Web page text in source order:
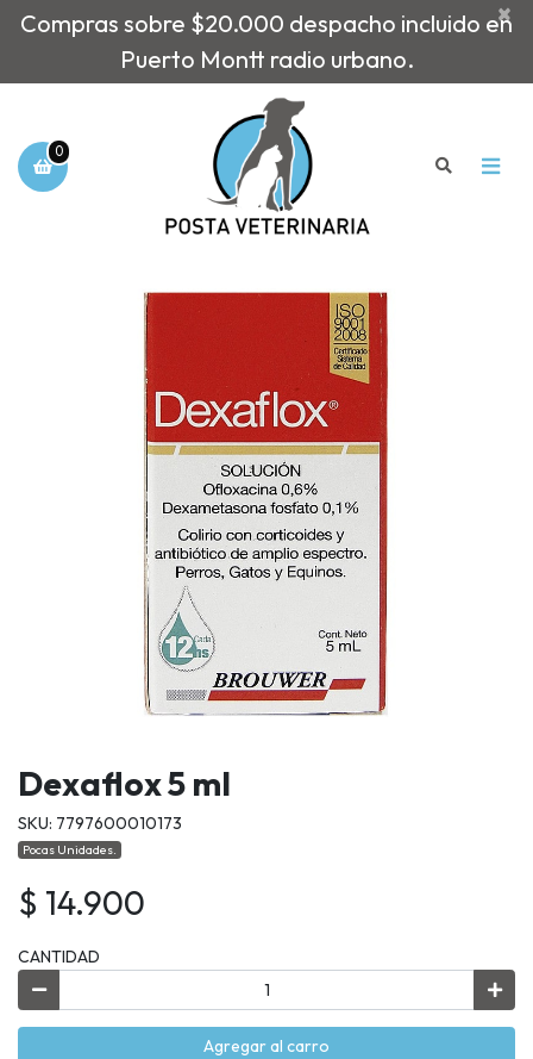
Compras sobre $20.000 despacho incluido en
Puerto Montt radio urbano.
×
0
Dexaflox 5 ml
SKU: 7797600010173
Pocas Unidades.
$ 14.900
CANTIDAD
Agregar al carro